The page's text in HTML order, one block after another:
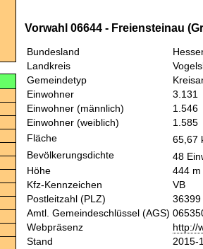
Vorwahl 06644 - Freiensteinau
Bundesland
Landkreis
Gemeindetyp
Einwohner
3.131
Einwohner (männlich)
1.546
Einwohner (weiblich)
1.585
Fläche
65,67
Bevölkerungsdichte
48
Höhe
444 m
Kfz-Kennzeichen
VB
Postleitzahl (PLZ)
36399
Amtl. Gemeindeschlüssel (AGS)
Webpräsenz
http://
Stand
2015-